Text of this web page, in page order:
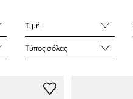
Τιμή
Τύπος σόλας